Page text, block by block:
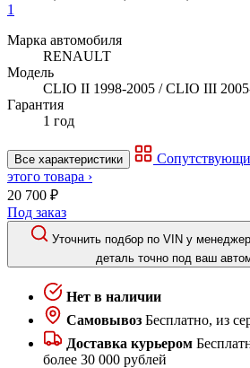
1
Марка автомобиля
RENAULT
Модель
CLIO II 1998-2005 / CLIO III
Гарантия
1 год
Все характеристики
этого товара ›
20 700 ₽
Под заказ
Уточнить подбор по VIN у
деталь точно под ваш
Нет в наличии
Самовывоз Бесплатно, из
Доставка курьером
более 30 000 рублей